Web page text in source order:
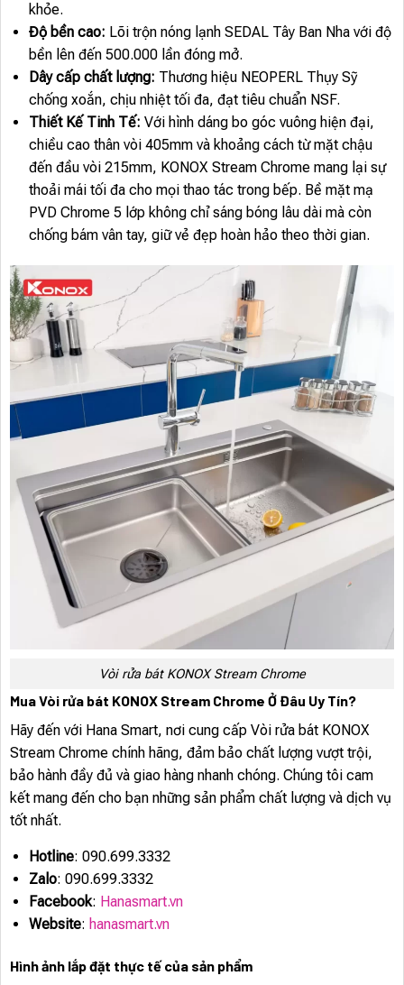
khỏe.
Độ bền cao: Lõi trộn nóng lạnh SEDAL Tây Ban Nha với độ
bền lên đến 500.000 lần đóng mở.
Dây cấp chất lượng: Thương hiệu NEOPERL Thụy Sỹ
chống xoắn, chịu nhiệt tối đa, đạt tiêu chuẩn NSF.
Thiết Kế Tinh Tế: Với hình dáng bo góc vuông hiện đại,
chiều cao thân vòi 405mm và khoảng cách từ mặt chậu
đến đầu vòi 215mm, KONOX Stream Chrome mang lại sự
thoải mái tối đa cho mọi thao tác trong bếp. Bề mặt mạ
PVD Chrome 5 lớp không chỉ sáng bóng lâu dài mà còn
chống bám vân tay, giữ vẻ đẹp hoàn hảo theo thời gian.
Vòi rửa bát KONOX Stream Chrome
Mua Vòi rửa bát KONOX Stream Chrome Ở Đâu Uy Tín?
Hãy đến với Hana Smart, nơi cung cấp Vòi rửa bát KONOX
Stream Chrome chính hãng, đảm bảo chất lượng vượt trội,
bảo hành đầy đủ và giao hàng nhanh chóng. Chúng tôi cam
kết mang đến cho bạn những sản phẩm chất lượng và dịch vụ
tốt nhất.
Hotline: 090.699.3332
Zalo: 090.699.3332
Facebook: Hanasmart.vn
Website: hanasmart.vn
Hình ảnh lắp đặt thực tế của sản phẩm